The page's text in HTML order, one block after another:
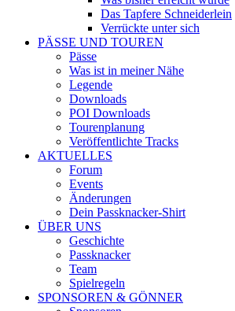
Das Tapfere Schneiderlein
Verrückte unter sich
PÄSSE UND TOUREN
Pässe
Was ist in meiner Nähe
Legende
Downloads
POI Downloads
Tourenplanung
Veröffentlichte Tracks
AKTUELLES
Forum
Events
Änderungen
Dein Passknacker-Shirt
ÜBER UNS
Geschichte
Passknacker
Team
Spielregeln
SPONSOREN & GÖNNER